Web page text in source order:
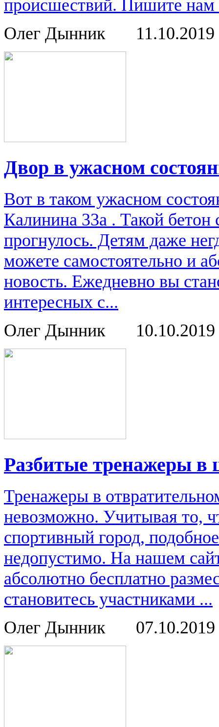
происшествий. Пишите нам
Олег Дынник
11.10.2019
Двор в ужасном
Вот в таком ужасном
Калинина 33а . Такой
прогнулось. Детям даже
можете самостоятельно и
новость. Ежедневно вы
интересных с...
Олег Дынник
10.10.2019
Разбитые тренажеры в
Тренажеры в
невозможно. Учитывая то,
спортивный город,
недопустимо. На нашем
абсолютно бесплатно
становитесь участниками ...
Олег Дынник
07.10.2019